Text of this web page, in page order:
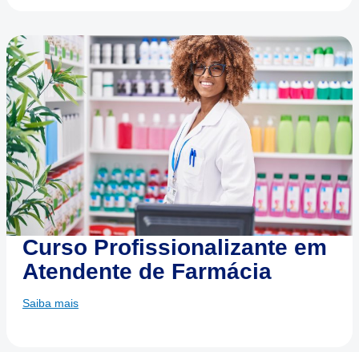
Curso Profissionalizante em
Atendente de Farmácia
Saiba mais